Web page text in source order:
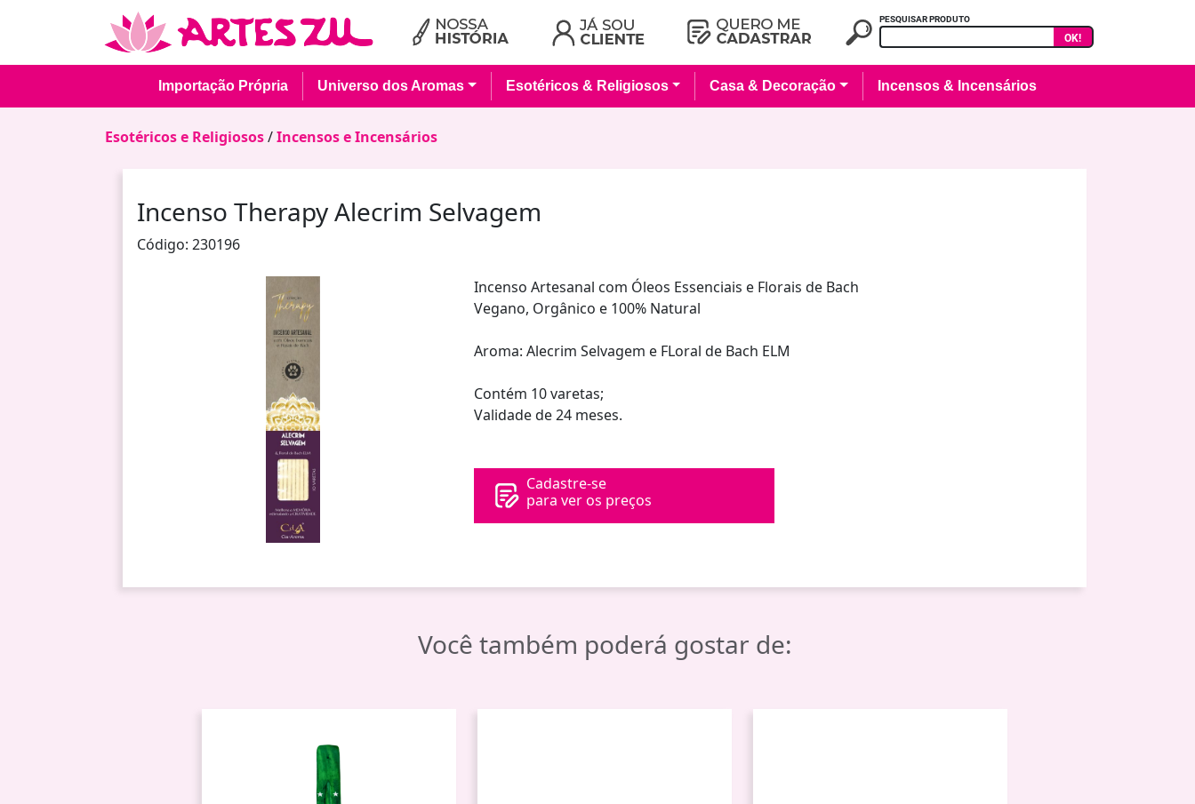
PESQUISAR PRODUTO
OK!
Importação Própria Universo dos Aromas Esotéricos & Religiosos Casa & Decoração Incensos & Incensários
Esotéricos e Religiosos/Incensos e Incensários
Incenso Therapy Alecrim Selvagem
Código: 230196
Incenso Artesanal com Óleos Essenciais e Florais de Bach
Vegano, Orgânico e 100% Natural
Aroma: Alecrim Selvagem e FLoral de Bach ELM
Contém 10 varetas;
Validade de 24 meses.
Cadastre-se
para ver os preços
Você também poderá gostar de: